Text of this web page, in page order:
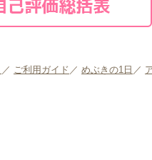
／ ご利用ガイド ／ めぶきの1日 ／